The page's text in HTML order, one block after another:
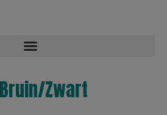
2212122
Zwart